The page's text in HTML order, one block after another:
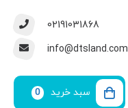
02191031868
info@dtsland.com
سبد خرید 0